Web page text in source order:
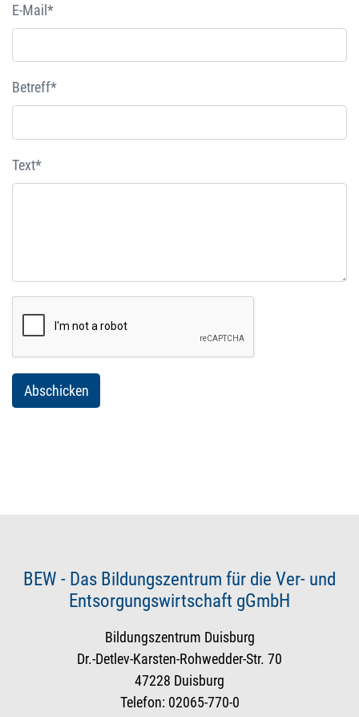
E-Mail*
Betreff*
Text*
BEW - Das Bildungszentrum für die Ver- und
Entsorgungswirtschaft gGmbH
Bildungszentrum Duisburg
Dr.-Detlev-Karsten-Rohwedder-Str. 70
47228 Duisburg
Telefon: 02065-770-0